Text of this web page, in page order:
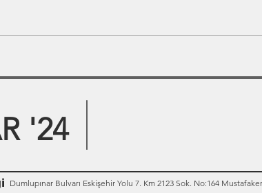
'24
Dumlupınar Bulvarı Eskişehir Yolu 7. Km 2123 Sok. No:164